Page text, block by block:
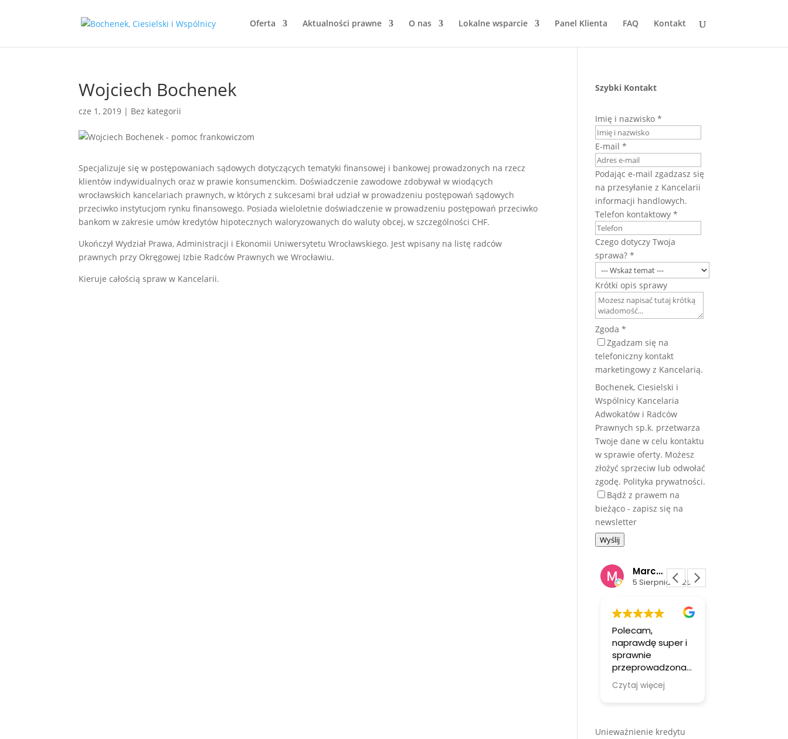
Oferta Aktualności prawne O nas Lokalne wsparcie Panel Klienta FAQ Kontakt
Wojciech Bochenek
cze 1, 2019 | Bez kategorii
Specjalizuje się w postępowaniach sądowych dotyczących tematyki finansowej i bankowej prowadzonych na rzecz
klientów indywidualnych oraz w prawie konsumenckim. Doświadczenie zawodowe zdobywał w wiodących
wrocławskich kancelariach prawnych, w których z sukcesami brał udział w prowadzeniu postępowań sądowych
przeciwko instytucjom rynku finansowego. Posiada wieloletnie doświadczenie w prowadzeniu postępowań przeciwko
bankom w zakresie umów kredytów hipotecznych waloryzowanych do waluty obcej, w szczególności CHF.
Ukończył Wydział Prawa, Administracji i Ekonomii Uniwersytetu Wrocławskiego. Jest wpisany na listę radców
prawnych przy Okręgowej Izbie Radców Prawnych we Wrocławiu.
Kieruje całością spraw w Kancelarii.
Szybki Kontakt
Imię i nazwisko*
E-mail*
Podając e-mail zgadzasz się
na przesyłanie z Kancelarii
informacji handlowych.
Telefon kontaktowy*
Czego dotyczy Twoja
sprawa?*
Krótki opis sprawy
Zgoda*
Zgadzam się na
telefoniczny kontakt
marketingowy z Kancelarią.
Bochenek, Ciesielski i
Wspólnicy Kancelaria
Adwokatów i Radców
Prawnych sp.k. przetwarza
Twoje dane w celu kontaktu
w sprawie oferty. Możesz
złożyć sprzeciw lub odwołać
zgodę. Polityka prywatności.
Bądź z prawem na
bieżąco - zapisz się na
newsletter
Wyślij
Marcin Golec
5 Sierpnia 2026
Polecam,
naprawdę super i
sprawnie
przeprowadzona
sprawa
Czytaj więcej
Unieważnienie kredytu